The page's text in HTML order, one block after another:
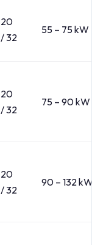
20
/ 32
55 – 75 kW
20
/ 32
75 – 90 kW
20
/ 32
90 – 132